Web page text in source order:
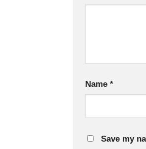
Name *
Save my